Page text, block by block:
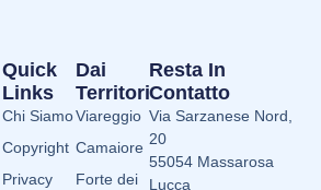
Dai
Territori
Viareggio
Camaiore
Forte dei
Quick
Links
Chi Siamo
Copyright
Privacy
Resta In
Contatto
Via Sarzanese Nord,
20
55054 Massarosa
Lucca